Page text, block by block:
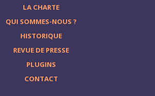
LA CHARTE
QUI SOMMES-NOUS ?
HISTORIQUE
REVUE DE PRESSE
PLUGINS
CONTACT